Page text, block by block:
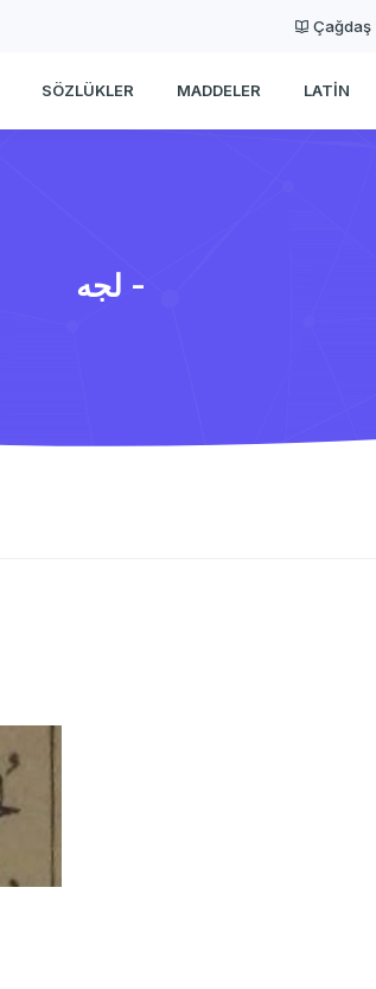
Çağdaş
SÖZLÜKLER MADDELER LATIN
لجه -